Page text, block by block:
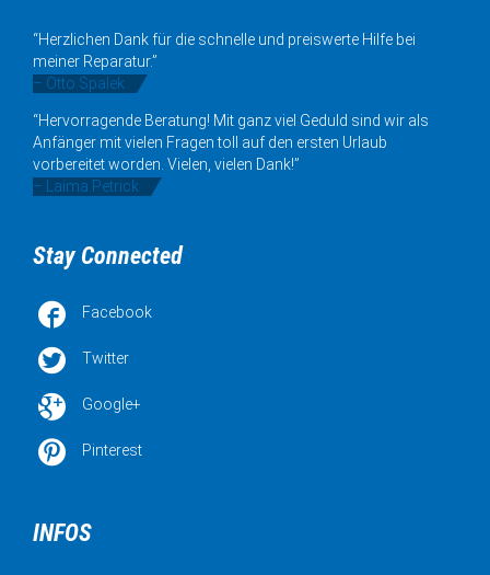
“Herzlichen Dank für die schnelle und preiswerte Hilfe bei
meiner Reparatur.”
– Otto Spalek
“Hervorragende Beratung! Mit ganz viel Geduld sind wir als
Anfänger mit vielen Fragen toll auf den ersten Urlaub
vorbereitet worden. Vielen, vielen Dank!”
– Laima Petrick
Stay Connected
 Facebook
 Twitter
 Google+
 Pinterest
INFOS